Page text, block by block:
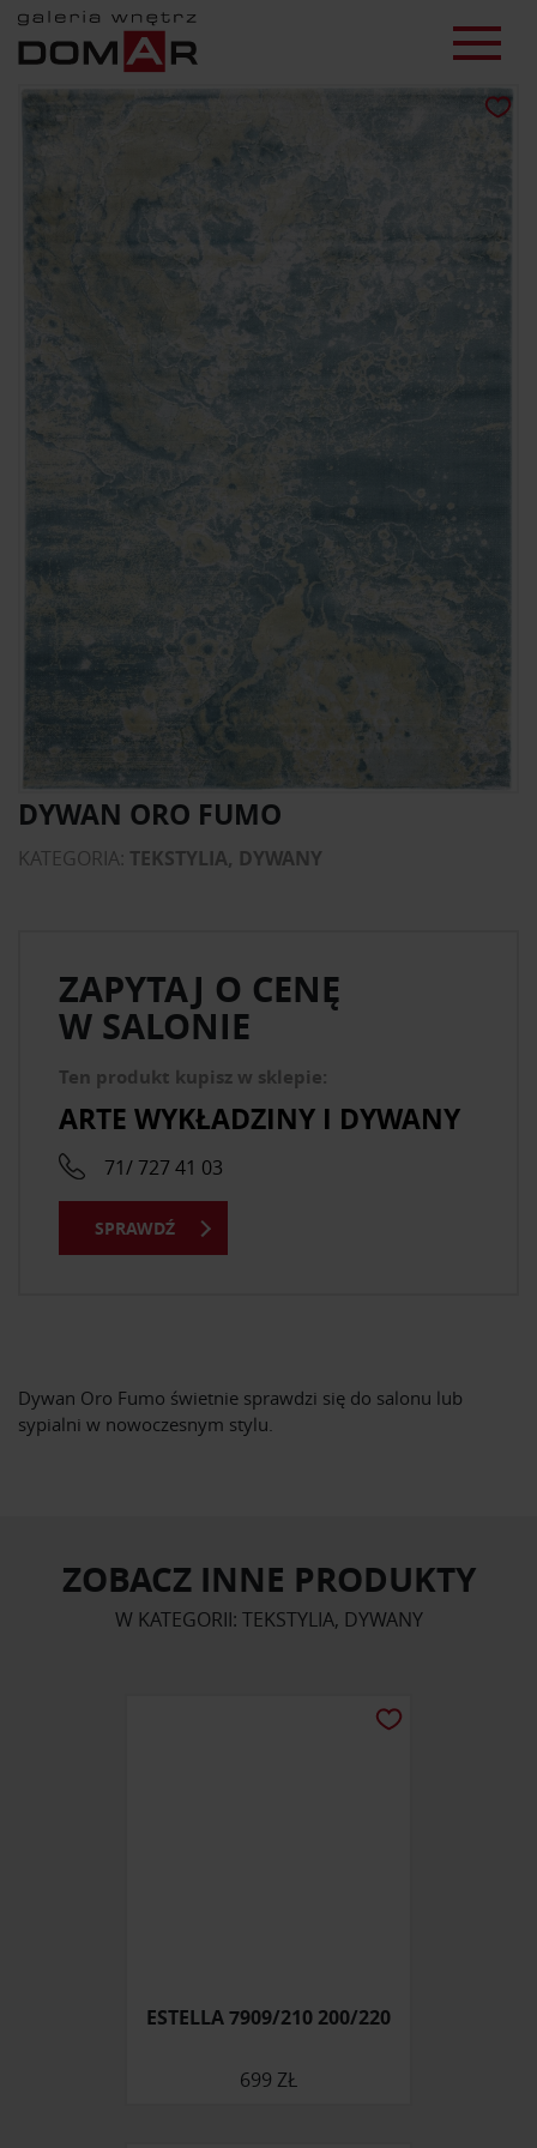
DYWAN ORO FUMO
KATEGORIA: TEKSTYLIA, DYWANY
Dywan Oro Fumo świetnie sprawdzi się do salonu lub
sypialni w nowoczesnym stylu.
ZAPYTAJ O CENĘ
W SALONIE
Ten produkt kupisz w sklepie:
ARTE WYKŁADZINY I DYWANY
71/ 727 41 03
SPRAWDŹ
ZOBACZ INNE PRODUKTY
W KATEGORII: TEKSTYLIA, DYWANY
ESTELLA 7909/210 200/220
699 ZŁ